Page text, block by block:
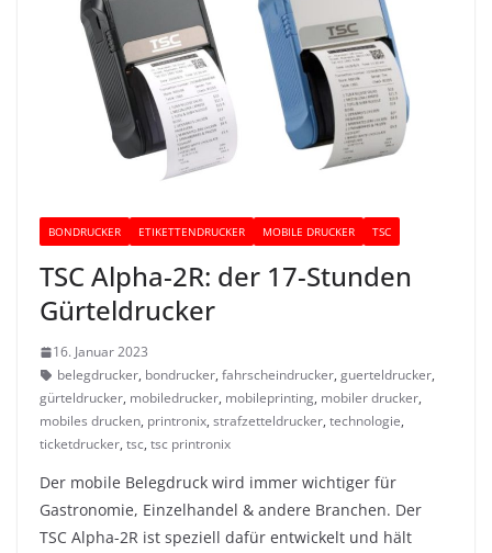
BONDRUCKER ETIKETTENDRUCKER MOBILE DRUCKER TSC
TSC Alpha-2R: der 17-Stunden
Gürteldrucker
16. Januar 2023
belegdrucker, bondrucker, fahrscheindrucker, guerteldrucker,
gürteldrucker, mobiledrucker, mobileprinting, mobiler drucker,
mobiles drucken, printronix, strafzetteldrucker, technologie,
ticketdrucker, tsc, tsc printronix
Der mobile Belegdruck wird immer wichtiger für
Gastronomie, Einzelhandel & andere Branchen. Der
TSC Alpha-2R ist speziell dafür entwickelt und hält